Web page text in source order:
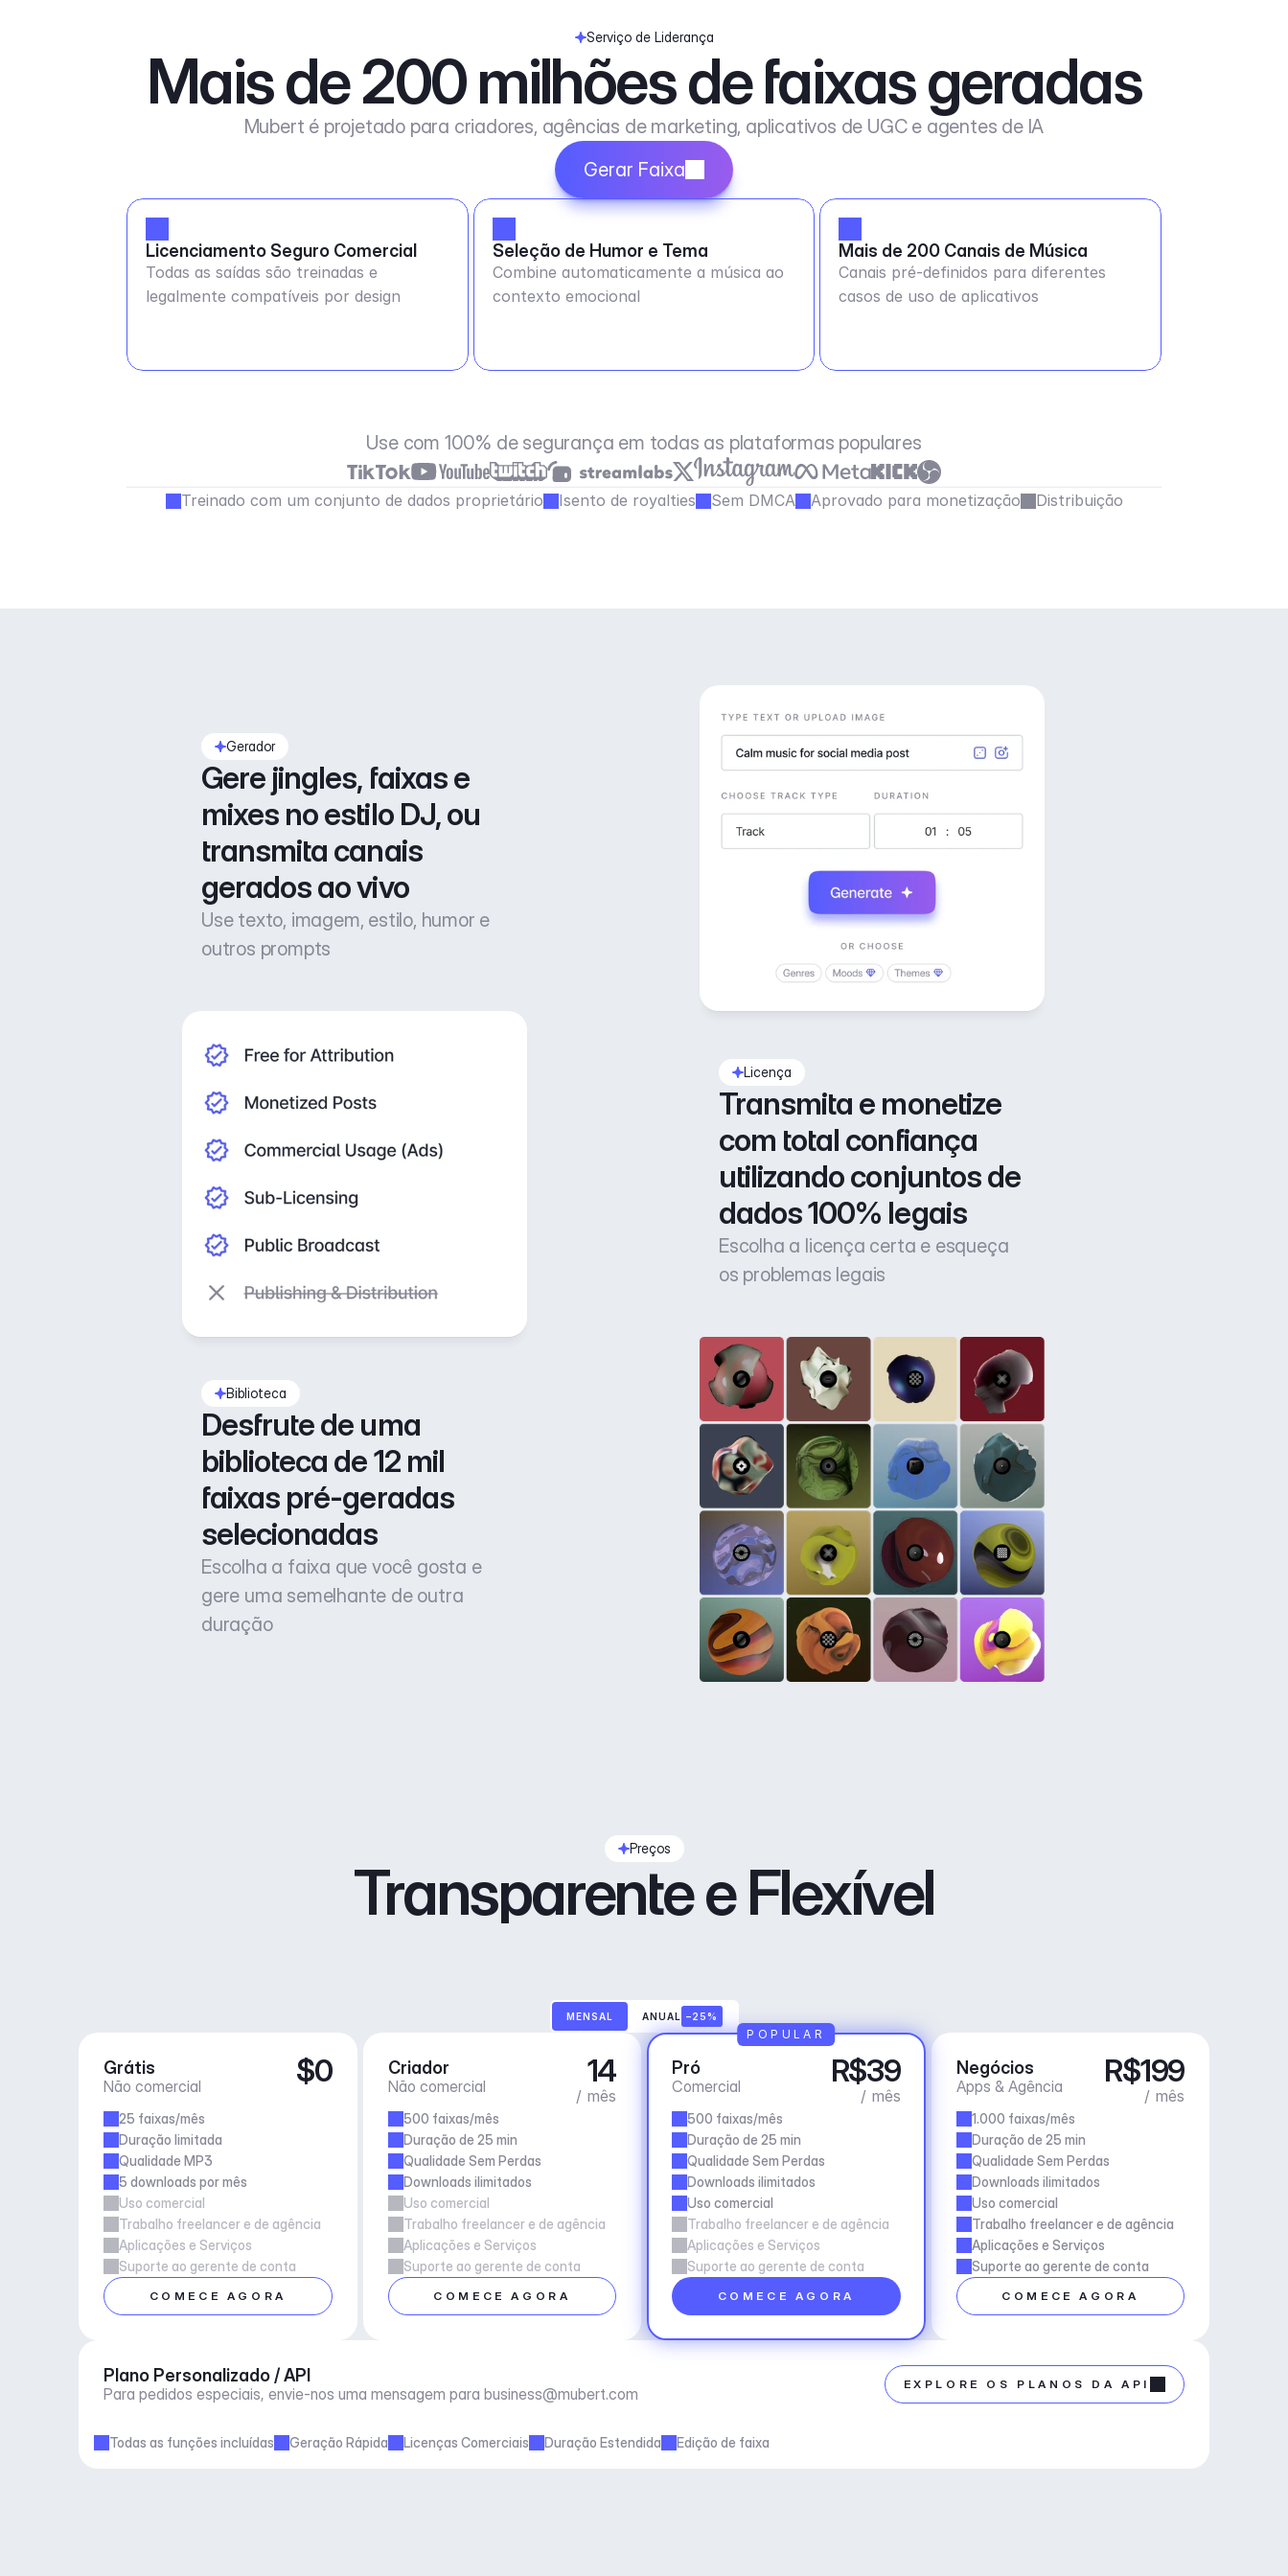
Serviço de Liderança
Mais de 200 milhões de faixas geradas
Mubert é projetado para criadores, agências de marketing, aplicativos de UGC e agentes de IA
Gerar Faixa
Licenciamento Seguro Comercial
Todas as saídas são treinadas e
legalmente compatíveis por design
Seleção de Humor e Tema
Combine automaticamente a música ao
contexto emocional
Mais de 200 Canais de Música
Canais pré-definidos para diferentes
casos de uso de aplicativos
Use com 100% de segurança em todas as plataformas populares
Treinado com um conjunto de dados proprietário Isento de royalties Sem DMCA Aprovado para monetização Distribuição
Gerador
Gere jingles, faixas e
mixes no estilo DJ, ou
transmita canais
gerados ao vivo
Use texto, imagem, estilo, humor e
outros prompts
Licença
Transmita e monetize
com total confiança
utilizando conjuntos de
dados 100% legais
Escolha a licença certa e esqueça
os problemas legais
Biblioteca
Desfrute de uma
biblioteca de 12 mil
faixas pré-geradas
selecionadas
Escolha a faixa que você gosta e
gere uma semelhante de outra
duração
Preços
Transparente e Flexível
MENSAL ANUAL –25%
Grátis
Não comercial $0
25 faixas/mês
Duração limitada
Qualidade MP3
5 downloads por mês
Uso comercial
Trabalho freelancer e de agência
Aplicações e Serviços
Suporte ao gerente de conta
COMECE AGORA
Criador
Não comercial 14
/ mês
500 faixas/mês
Duração de 25 min
Qualidade Sem Perdas
Downloads ilimitados
Uso comercial
Trabalho freelancer e de agência
Aplicações e Serviços
Suporte ao gerente de conta
COMECE AGORA
Pró
Comercial R$39
/ mês
500 faixas/mês
Duração de 25 min
Qualidade Sem Perdas
Downloads ilimitados
Uso comercial
Trabalho freelancer e de agência
Aplicações e Serviços
Suporte ao gerente de conta
COMECE AGORA
POPULAR
Negócios
Apps & Agência R$199
/ mês
1.000 faixas/mês
Duração de 25 min
Qualidade Sem Perdas
Downloads ilimitados
Uso comercial
Trabalho freelancer e de agência
Aplicações e Serviços
Suporte ao gerente de conta
COMECE AGORA
Plano Personalizado / API
Para pedidos especiais, envie-nos uma mensagem para business@mubert.com
EXPLORE OS PLANOS DA API
Todas as funções incluídas Geração Rápida Licenças Comerciais Duração Estendida Edição de faixa